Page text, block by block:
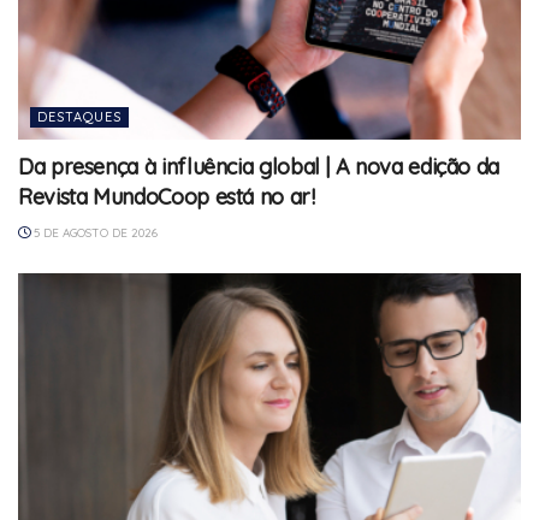
DESTAQUES
Da presença à influência global | A nova edição da
Revista MundoCoop está no ar!
5 DE AGOSTO DE 2026